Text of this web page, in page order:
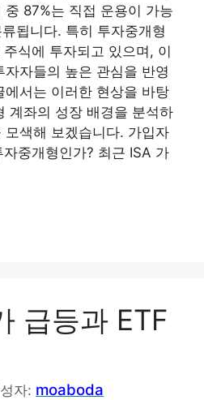
87%는 직접 운용이 가능
류됩니다. 특히 투자중개형
식에 투자되고 있으며, 이
자들의 높은 관심을 반영
서는 이러한 현상을 바탕
계좌의 성장 배경을 분석하
모색해 보겠습니다. 가입자
중개형인가? 최근 ISA 가
급등과 ETF
자: moaboda